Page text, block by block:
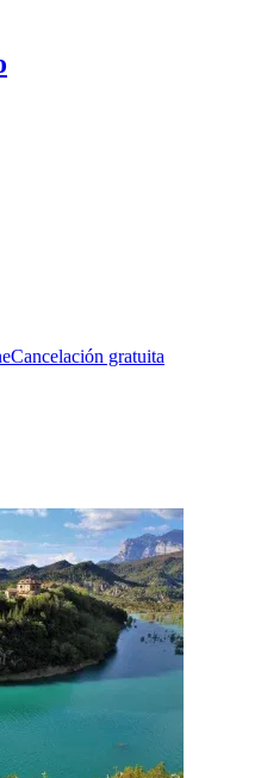
Cancelación gratuita